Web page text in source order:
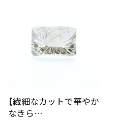
【繊細なカットで華やか
なきら…